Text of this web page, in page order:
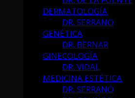
DERMATOLOGÍA
DR. SERRANO
GENÉTICA
DR. BERNAR
GINECOLOGÍA
DR. VIDAL
MEDICINA ESTÉTICA
DR. SERRANO